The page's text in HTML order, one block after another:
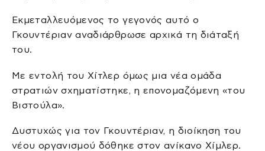
Εκμεταλλευόμενος το γεγονός αυτό ο
Γκουντέριαν αναδιάρθρωσε αρχικά τη διάταξή
του.
Με εντολή του Χίτλερ όμως μια νέα ομάδα
στρατιών σχηματίστηκε, η επονομαζόμενη «του
Βιστούλα».
Δυστυχώς για τον Γκουντέριαν, η διοίκηση του
νέου οργανισμού δόθηκε στον ανίκανο Χίμλερ.